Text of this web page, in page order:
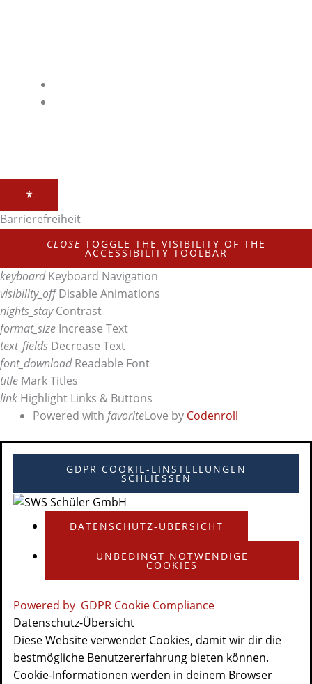
Barrierefreiheit
CLOSE TOGGLE THE VISIBILITY OF THE
ACCESSIBILITY TOOLBAR
keyboard Keyboard Navigation
visibility_off Disable Animations
nights_stay Contrast
format_size Increase Text
text_fields Decrease Text
font_download Readable Font
title Mark Titles
link Highlight Links & Buttons
Powered with favoriteLove by Codenroll
GDPR COOKIE-EINSTELLUNGEN
SCHLIESSEN
DATENSCHUTZ-ÜBERSICHT
UNBEDINGT NOTWENDIGE
COOKIES
Powered by GDPR Cookie Compliance
Datenschutz-Übersicht
Diese Website verwendet Cookies, damit wir dir die
bestmögliche Benutzererfahrung bieten können.
Cookie-Informationen werden in deinem Browser